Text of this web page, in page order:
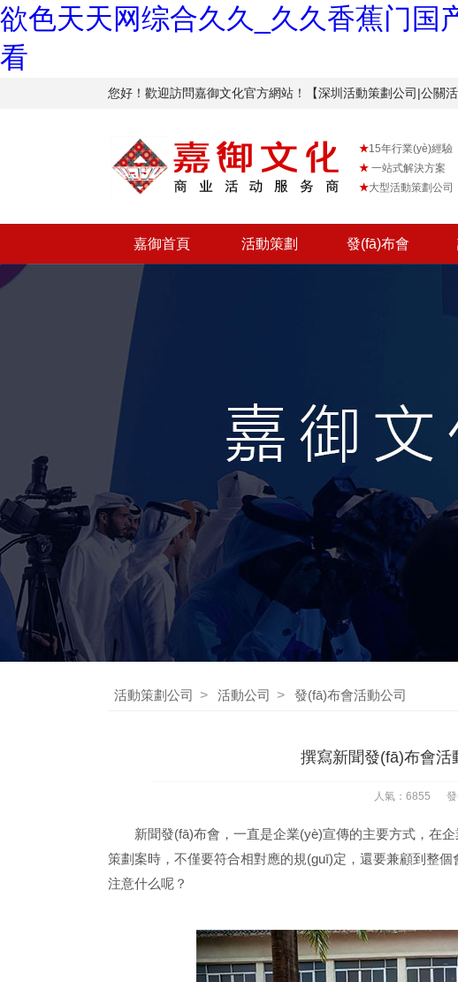
欲色天天网综合久久_久久香蕉门国
看
您好！歡迎訪問嘉御文化官方網站！【深圳活動策劃公司|公
★15年行業(yè)經驗
★ 一站式解決方案
★大型活動策劃公司
嘉御首頁 活動策劃 發(fā)布會
活動策劃公司 > 活動公司 > 發(fā)布會活動公司
撰寫新聞發(fā)布會活動
人氣：6855
新聞發(fā)布會，一直是企業(yè)宣傳的主要方式，
策劃案時，不僅要符合相對應的規(guī)定，還要兼顧到整個會
注意什么呢？